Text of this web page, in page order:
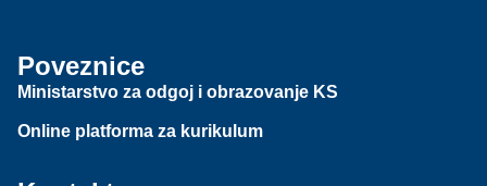
Poveznice
Ministarstvo za odgoj i obrazovanje KS
Online platforma za kurikulum